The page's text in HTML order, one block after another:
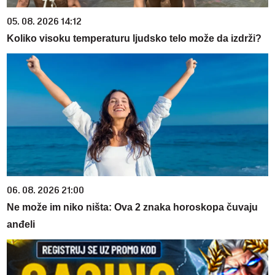
05. 08. 2026 14:12
Koliko visoku temperaturu ljudsko telo može da izdrži?
06. 08. 2026 21:00
Ne može im niko ništa: Ova 2 znaka horoskopa čuvaju
anđeli